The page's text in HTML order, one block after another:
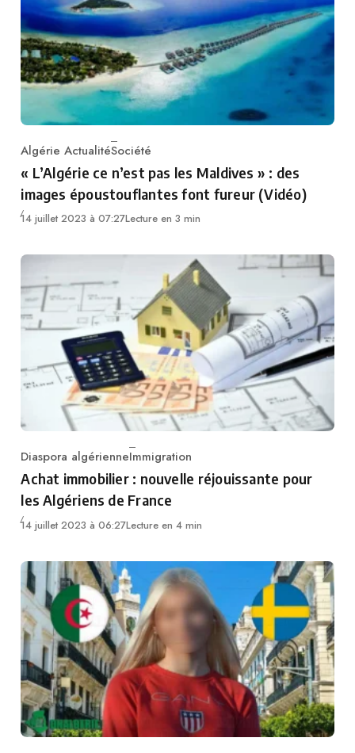
Category
Algérie ActualitéSociété
« L’Algérie ce n’est pas les Maldives » : des
images époustouflantes font fureur (Vidéo)
14 juillet 2023 à 07:27Lecture en 3 min
Category
Diaspora algérienneImmigration
Achat immobilier : nouvelle réjouissante pour
les Algériens de France
14 juillet 2023 à 06:27Lecture en 4 min